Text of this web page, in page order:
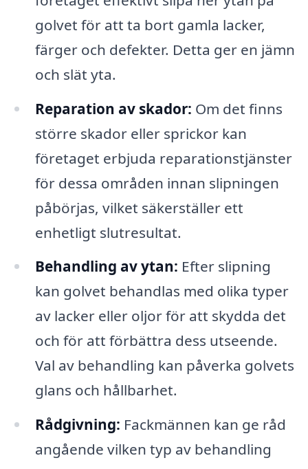
golvet för att ta bort gamla lacker,
färger och defekter. Detta ger en jämn
och slät yta.
Reparation av skador: Om det finns
större skador eller sprickor kan
företaget erbjuda reparationstjänster
för dessa områden innan slipningen
påbörjas, vilket säkerställer ett
enhetligt slutresultat.
Behandling av ytan: Efter slipning
kan golvet behandlas med olika typer
av lacker eller oljor för att skydda det
och för att förbättra dess utseende.
Val av behandling kan påverka golvets
glans och hållbarhet.
Rådgivning: Fackmännen kan ge råd
angående vilken typ av behandling